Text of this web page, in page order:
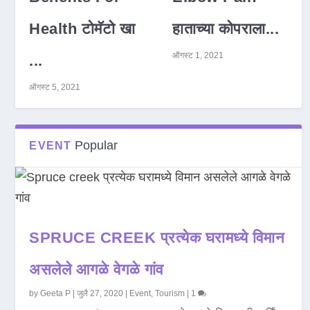
Health टोमॅटो खा
...
ऑगस्ट 5, 2021
हाताच्या कोपराला...
ऑगस्ट 1, 2021
EVENT Popular
SPRUCE CREEK प्रत्येक घरामध्ये विमान
असलेले आगळे वेगळे गांव
byGeeta P |जुलै 27, 2020 Event,Tourism 1